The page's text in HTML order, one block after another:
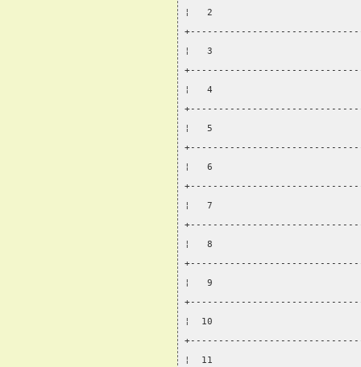
¦   2
¦   3
¦   4
¦   5
¦   6
¦   7
¦   8
¦   9
¦  10
¦  11